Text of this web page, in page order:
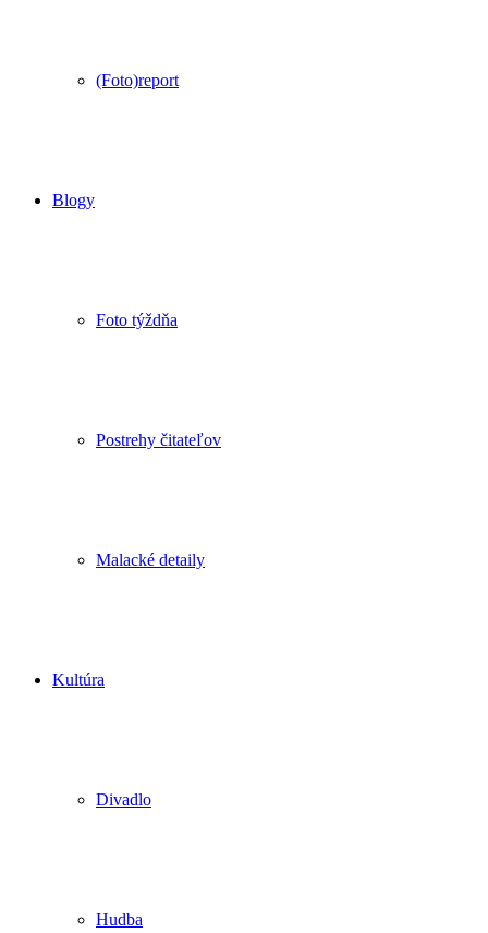
(Foto)report
Blogy
Foto týždňa
Postrehy čitateľov
Malacké detaily
Kultúra
Divadlo
Hudba